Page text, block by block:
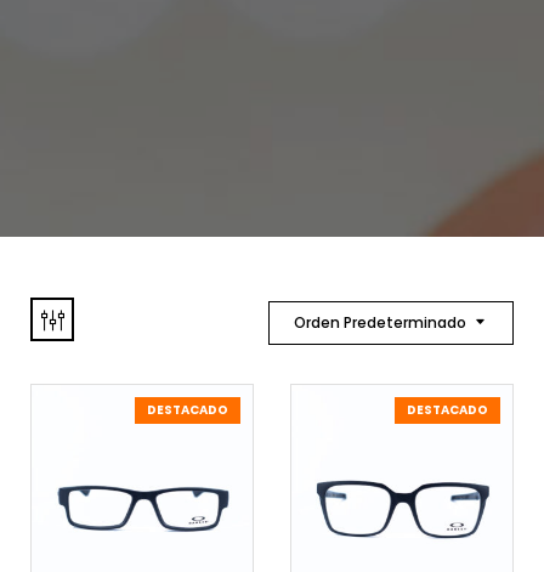
Orden Predeterminado
DESTACADO DESTACADO